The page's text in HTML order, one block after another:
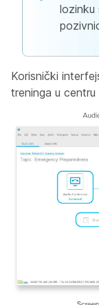
lozinku
Korisnički
treninga u